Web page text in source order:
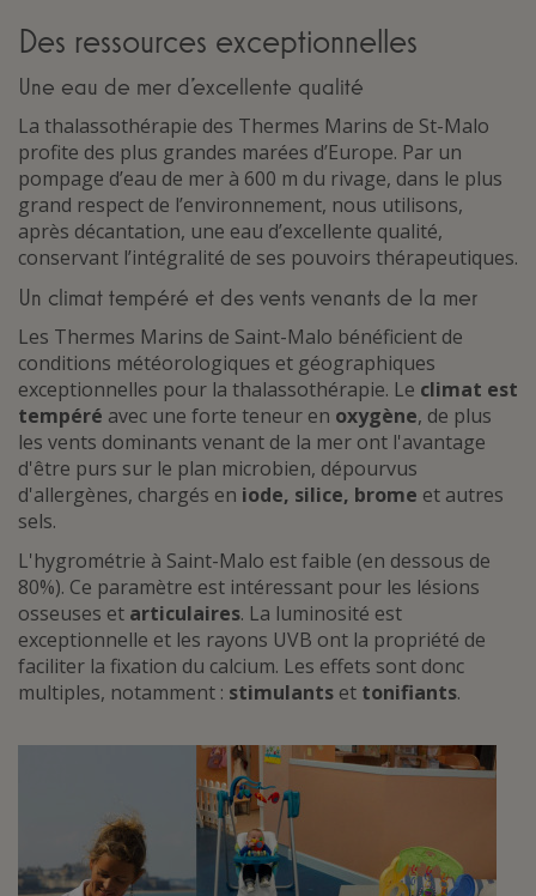
Des ressources exceptionnelles
Une eau de mer d’excellente qualité
La thalassothérapie des Thermes Marins de St-Malo
profite des plus grandes marées d’Europe. Par un
pompage d’eau de mer à 600 m du rivage, dans le plus
grand respect de l’environnement, nous utilisons,
après décantation, une eau d’excellente qualité,
conservant l’intégralité de ses pouvoirs thérapeutiques.
Un climat tempéré et des vents venants de la mer
Les Thermes Marins de Saint-Malo bénéficient de
conditions météorologiques et géographiques
exceptionnelles pour la thalassothérapie. Le climat est
tempéré avec une forte teneur en oxygène, de plus
les vents dominants venant de la mer ont l'avantage
d'être purs sur le plan microbien, dépourvus
d'allergènes, chargés en iode, silice, brome et autres
sels.
L'hygrométrie à Saint-Malo est faible (en dessous de
80%). Ce paramètre est intéressant pour les lésions
osseuses et articulaires. La luminosité est
exceptionnelle et les rayons UVB ont la propriété de
faciliter la fixation du calcium. Les effets sont donc
multiples, notamment : stimulants et tonifiants.